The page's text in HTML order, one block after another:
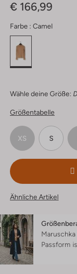
€ 166,99
Farbe : Camel
Wähle deine Größe:
Größentabelle
XS S
Ähnliche Artikel
Passform